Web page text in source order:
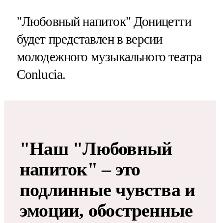
"Любовный напиток" Доницетти
будет представлен в версии
молодежного музыкального театра
Conlucia.
"Наш "Любовный
напиток" – это
подлинные чувства и
эмоции, обостренные